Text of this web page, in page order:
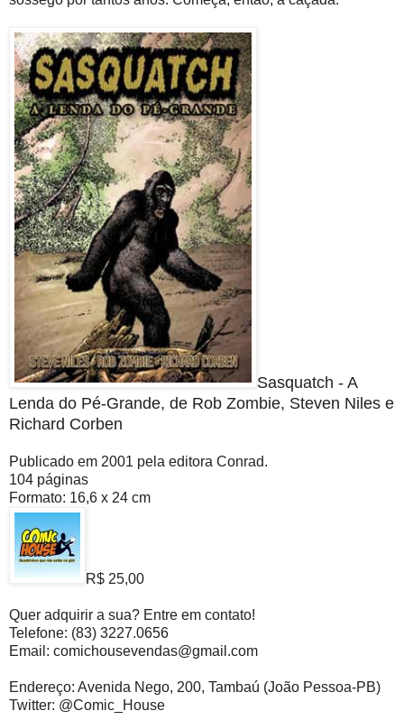
Sasquatch - A
Lenda do Pé-Grande, de Rob Zombie, Steven Niles e
Richard Corben
Publicado em 2001 pela editora Conrad.
104 páginas
Formato: 16,6 x 24 cm
R$ 25,00
Quer adquirir a sua? Entre em contato!
Telefone: (83) 3227.0656
Email: comichousevendas@gmail.com
Endereço: Avenida Nego, 200, Tambaú (João Pessoa-PB)
Twitter: @Comic_House